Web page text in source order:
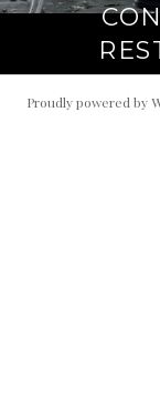
Proudly powered by